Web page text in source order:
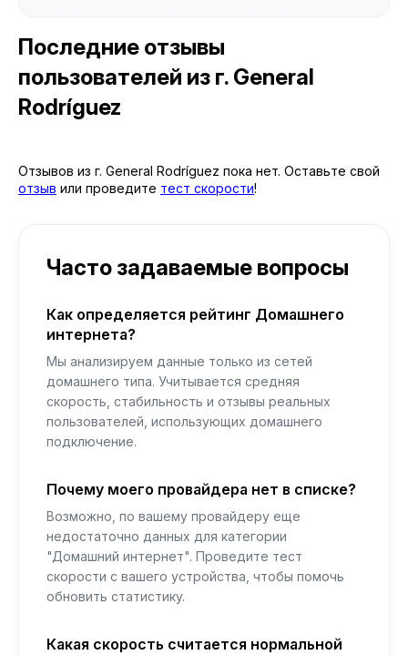
Последние отзывы
пользователей из г. General
Rodríguez
Отзывов из г. General Rodríguez пока нет. Оставьте свой
отзыв или проведите тест скорости!
Часто задаваемые вопросы
Как определяется рейтинг Домашнего
интернета?
Мы анализируем данные только из сетей
домашнего типа. Учитывается средняя
скорость, стабильность и отзывы реальных
пользователей, использующих домашнего
подключение.
Почему моего провайдера нет в списке?
Возможно, по вашему провайдеру еще
недостаточно данных для категории
"Домашний интернет". Проведите тест
скорости с вашего устройства, чтобы помочь
обновить статистику.
Какая скорость считается нормальной